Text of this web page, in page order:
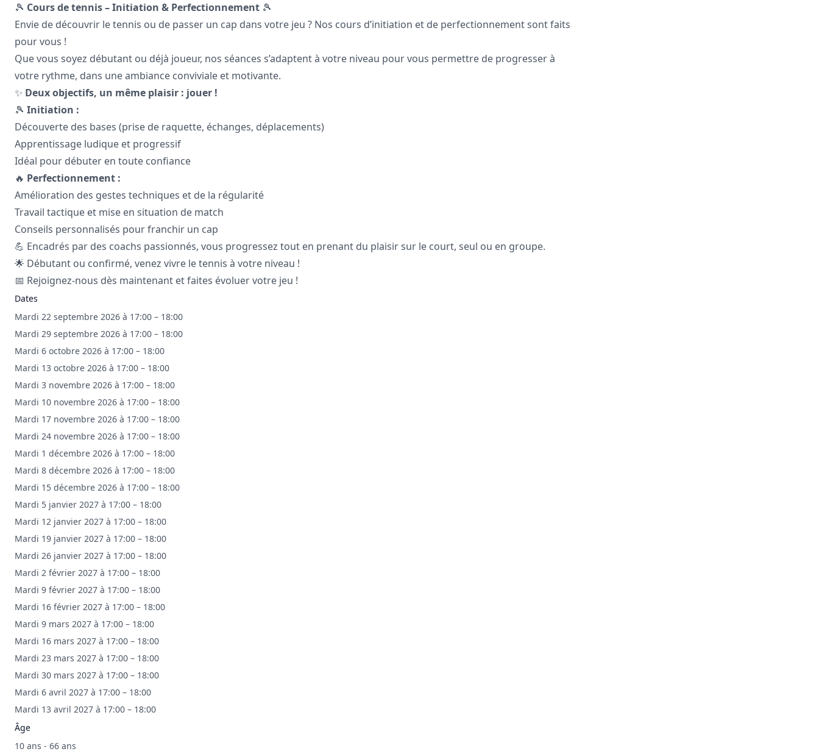
🎾 Cours de tennis – Initiation & Perfectionnement 🎾
Envie de découvrir le tennis ou de passer un cap dans votre jeu ? Nos cours d’initiation et de perfectionnement sont faits
pour vous !
Que vous soyez débutant ou déjà joueur, nos séances s’adaptent à votre niveau pour vous permettre de progresser à
votre rythme, dans une ambiance conviviale et motivante.
✨ Deux objectifs, un même plaisir : jouer !
🎾 Initiation :
Découverte des bases (prise de raquette, échanges, déplacements)
Apprentissage ludique et progressif
Idéal pour débuter en toute confiance
🔥 Perfectionnement :
Amélioration des gestes techniques et de la régularité
Travail tactique et mise en situation de match
Conseils personnalisés pour franchir un cap
💪 Encadrés par des coachs passionnés, vous progressez tout en prenant du plaisir sur le court, seul ou en groupe.
🌟 Débutant ou confirmé, venez vivre le tennis à votre niveau !
📅 Rejoignez-nous dès maintenant et faites évoluer votre jeu !
Dates
Mardi 22 septembre 2026 à 17:00 – 18:00
Mardi 29 septembre 2026 à 17:00 – 18:00
Mardi 6 octobre 2026 à 17:00 – 18:00
Mardi 13 octobre 2026 à 17:00 – 18:00
Mardi 3 novembre 2026 à 17:00 – 18:00
Mardi 10 novembre 2026 à 17:00 – 18:00
Mardi 17 novembre 2026 à 17:00 – 18:00
Mardi 24 novembre 2026 à 17:00 – 18:00
Mardi 1 décembre 2026 à 17:00 – 18:00
Mardi 8 décembre 2026 à 17:00 – 18:00
Mardi 15 décembre 2026 à 17:00 – 18:00
Mardi 5 janvier 2027 à 17:00 – 18:00
Mardi 12 janvier 2027 à 17:00 – 18:00
Mardi 19 janvier 2027 à 17:00 – 18:00
Mardi 26 janvier 2027 à 17:00 – 18:00
Mardi 2 février 2027 à 17:00 – 18:00
Mardi 9 février 2027 à 17:00 – 18:00
Mardi 16 février 2027 à 17:00 – 18:00
Mardi 9 mars 2027 à 17:00 – 18:00
Mardi 16 mars 2027 à 17:00 – 18:00
Mardi 23 mars 2027 à 17:00 – 18:00
Mardi 30 mars 2027 à 17:00 – 18:00
Mardi 6 avril 2027 à 17:00 – 18:00
Mardi 13 avril 2027 à 17:00 – 18:00
Âge
10 ans - 66 ans